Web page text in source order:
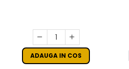
ADAUGA IN COS